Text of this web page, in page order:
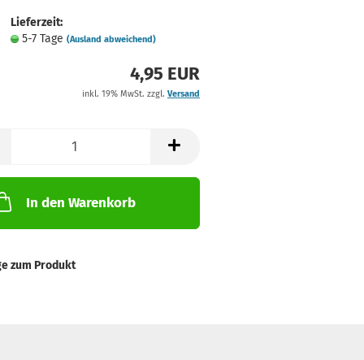
Lieferzeit:
5-7 Tage (Ausland abweichend)
4,95 EUR
inkl. 19% MwSt. zzgl. Versand
In den Warenkorb
zum Produkt